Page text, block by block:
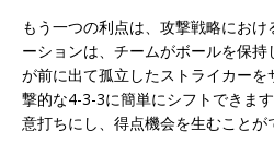
もう一つの利点は、攻撃戦略にお
ーションは、チームがボールを保
が前に出て孤立したストライカー
撃的な4-3-3に簡単にシフトできま
意打ちにし、得点機会を生むことが